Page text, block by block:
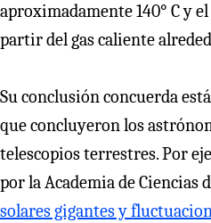
aproximadamente 140° C y
partir del gas caliente
Su conclusión concuerda
que concluyeron los
telescopios terrestres. Por
por la Academia de Ciencias
solares gigantes y